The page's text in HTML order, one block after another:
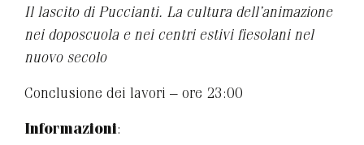
Il lascito di Puccianti. La cultura dell’animazione
nei doposcuola e nei centri estivi fiesolani nel
nuovo secolo
Conclusione dei lavori – ore 23:00
Informazioni: